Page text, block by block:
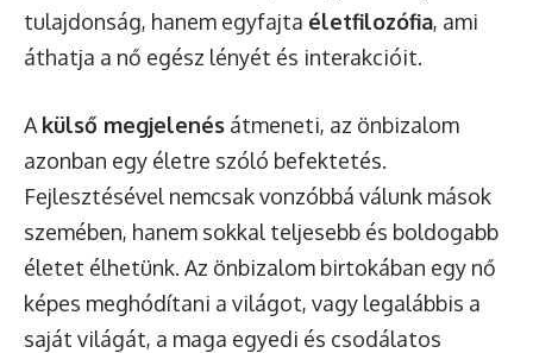
tulajdonság, hanem egyfajta életfilozófia, ami
áthatja a nő egész lényét és interakcióit.
A külső megjelenés átmeneti, az önbizalom
azonban egy életre szóló befektetés.
Fejlesztésével nemcsak vonzóbbá válunk mások
szemében, hanem sokkal teljesebb és boldogabb
életet élhetünk. Az önbizalom birtokában egy nő
képes meghódítani a világot, vagy legalábbis a
saját világát, a maga egyedi és csodálatos